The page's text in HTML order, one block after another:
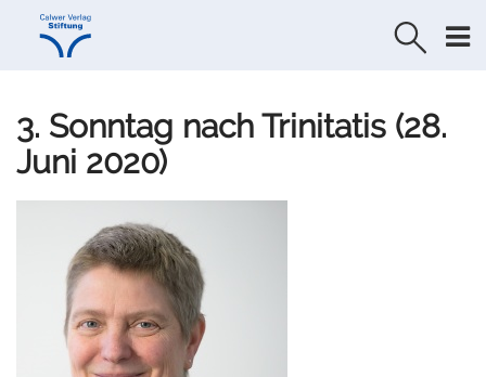
Direkt
Direkt
3. Sonntag nach Trinitatis (28.
Juni 2020)